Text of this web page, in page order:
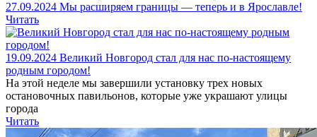
27.09.2024 Мы расширяем границы — теперь и в Ярославле!
Читать
19.09.2024 Великий Новгород стал для нас по-настоящему
родным городом!
На этой неделе мы завершили установку трех новых
остановочных павильонов, которые уже украшают улицы
города
Читать